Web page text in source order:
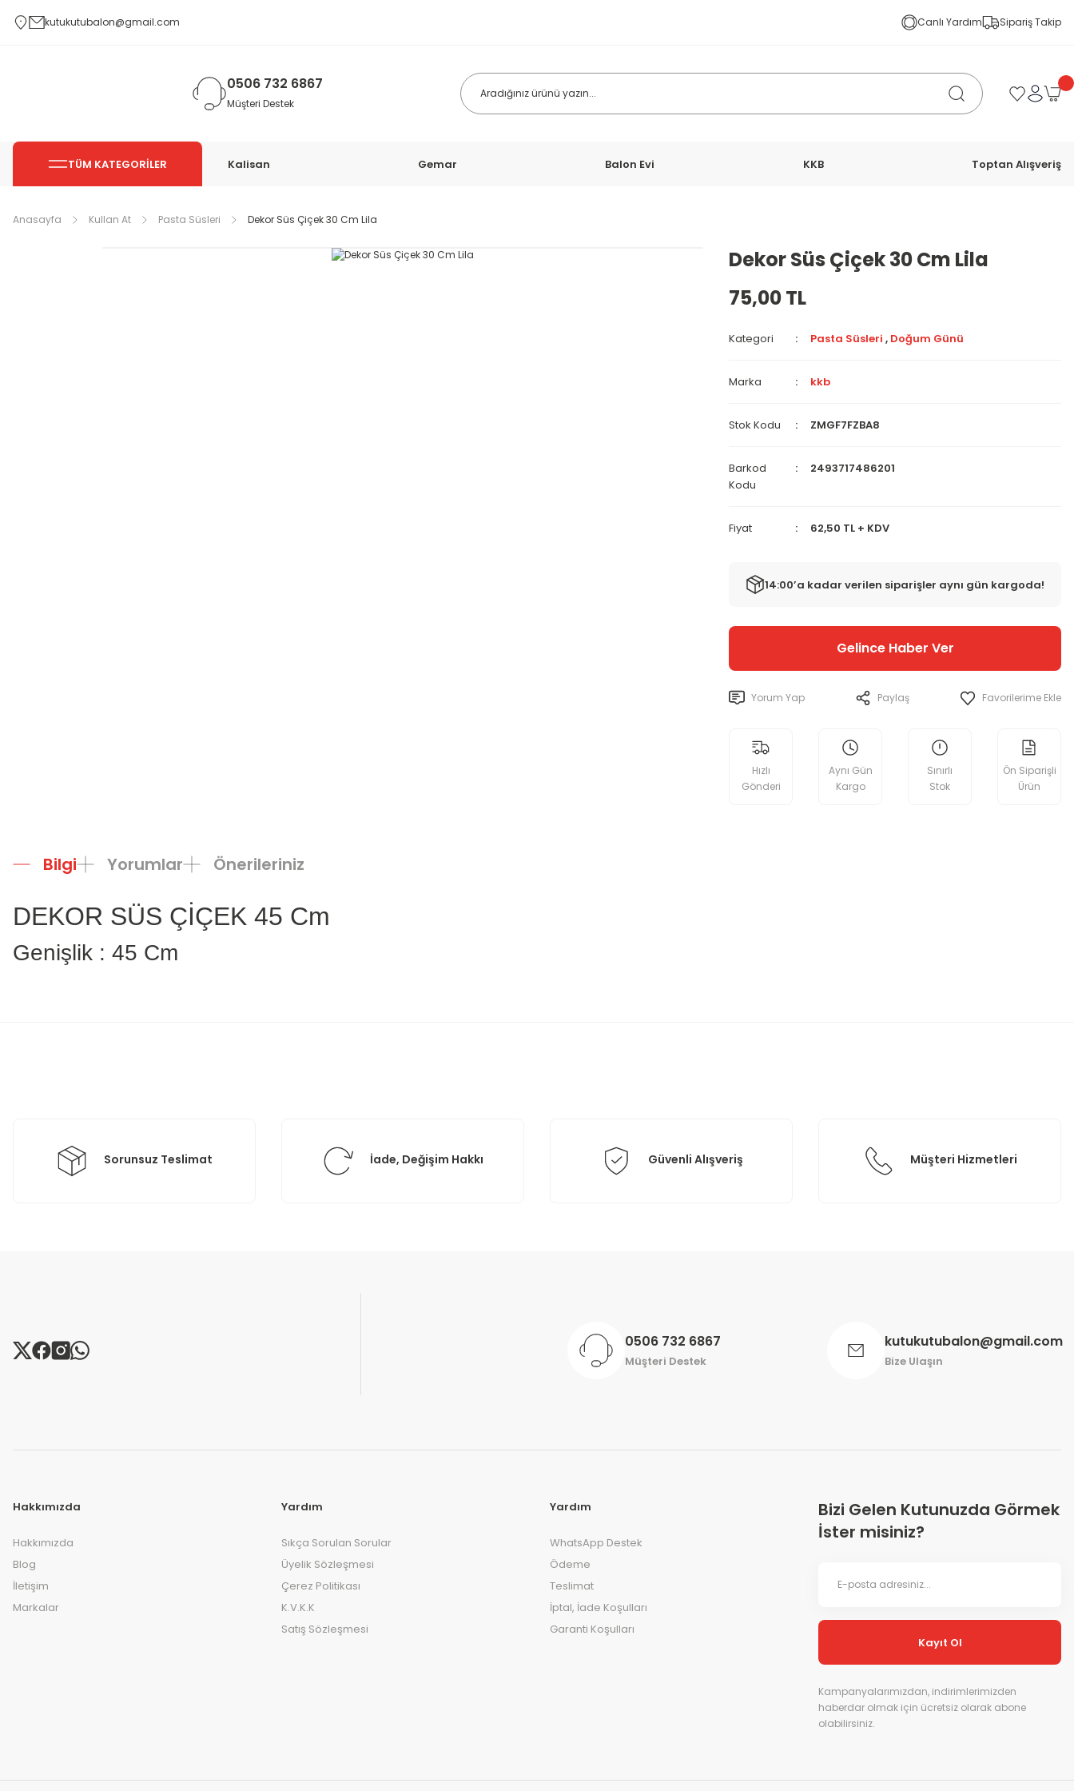
kutukutubalon@gmail.com Canlı Yardım Sipariş Takip
0506 732 6867
Müşteri Destek
TÜM KATEGORİLER Kalisan Gemar Balon Evi KKB Toptan Alışveriş
Anasayfa Kullan At Pasta Süsleri Dekor Süs Çiçek 30 Cm Lila
Dekor Süs Çiçek 30 Cm Lila
75,00 TL
Kategori Pasta Süsleri , Doğum Günü
Marka kkb
Stok Kodu ZMGF7FZBA8
Barkod
Kodu
2493717486201
Fiyat 62,50 TL + KDV
14:00’a kadar verilen siparişler aynı gün kargoda!
Gelince Haber Ver
Yorum Yap Paylaş
Hızlı
Gönderi
Aynı Gün
Kargo
Sınırlı
Stok
Ön Siparişli
Ürün
Bilgi Yorumlar Önerileriniz
DEKOR SÜS ÇİÇEK 45 Cm
Genişlik : 45 Cm
Sorunsuz Teslimat İade, Değişim Hakkı Güvenli Alışveriş Müşteri Hizmetleri
0506 732 6867
Müşteri Destek
kutukutubalon@gmail.com
Bize Ulaşın
Hakkımızda
Hakkımızda
Blog
İletişim
Markalar
Yardım
Sıkça Sorulan Sorular
Üyelik Sözleşmesi
Çerez Politikası
K.V.K.K
Satış Sözleşmesi
Yardım
WhatsApp Destek
Ödeme
Teslimat
İptal, İade Koşulları
Garanti Koşulları
Bizi Gelen Kutunuzda Görmek
İster misiniz?
Kayıt Ol
Kampanyalarımızdan, indirimlerimizden
haberdar olmak için ücretsiz olarak abone
olabilirsiniz.